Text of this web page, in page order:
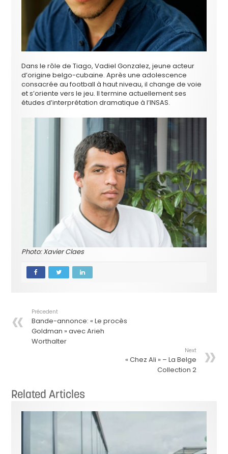
Dans le rôle de Tiago, Vadiel Gonzalez, jeune acteur
d’origine belgo-cubaine. Après une adolescence
consacrée au football à haut niveau, il change de voie
et s’oriente vers le jeu. Il termine actuellement ses
études d’interprétation dramatique à l’INSAS.
Photo: Xavier Claes
Précedent
Bande-annonce: « Le procès
Goldman » avec Arieh
Worthalter
Next
« Chez Ali » – La Belge
Collection 2
Related Articles